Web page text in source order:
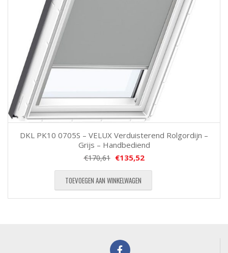
DKL PK10 0705S – VELUX Verduisterend Rolgordijn –
Grijs – Handbediend
€170,61 €135,52
TOEVOEGEN AAN WINKELWAGEN